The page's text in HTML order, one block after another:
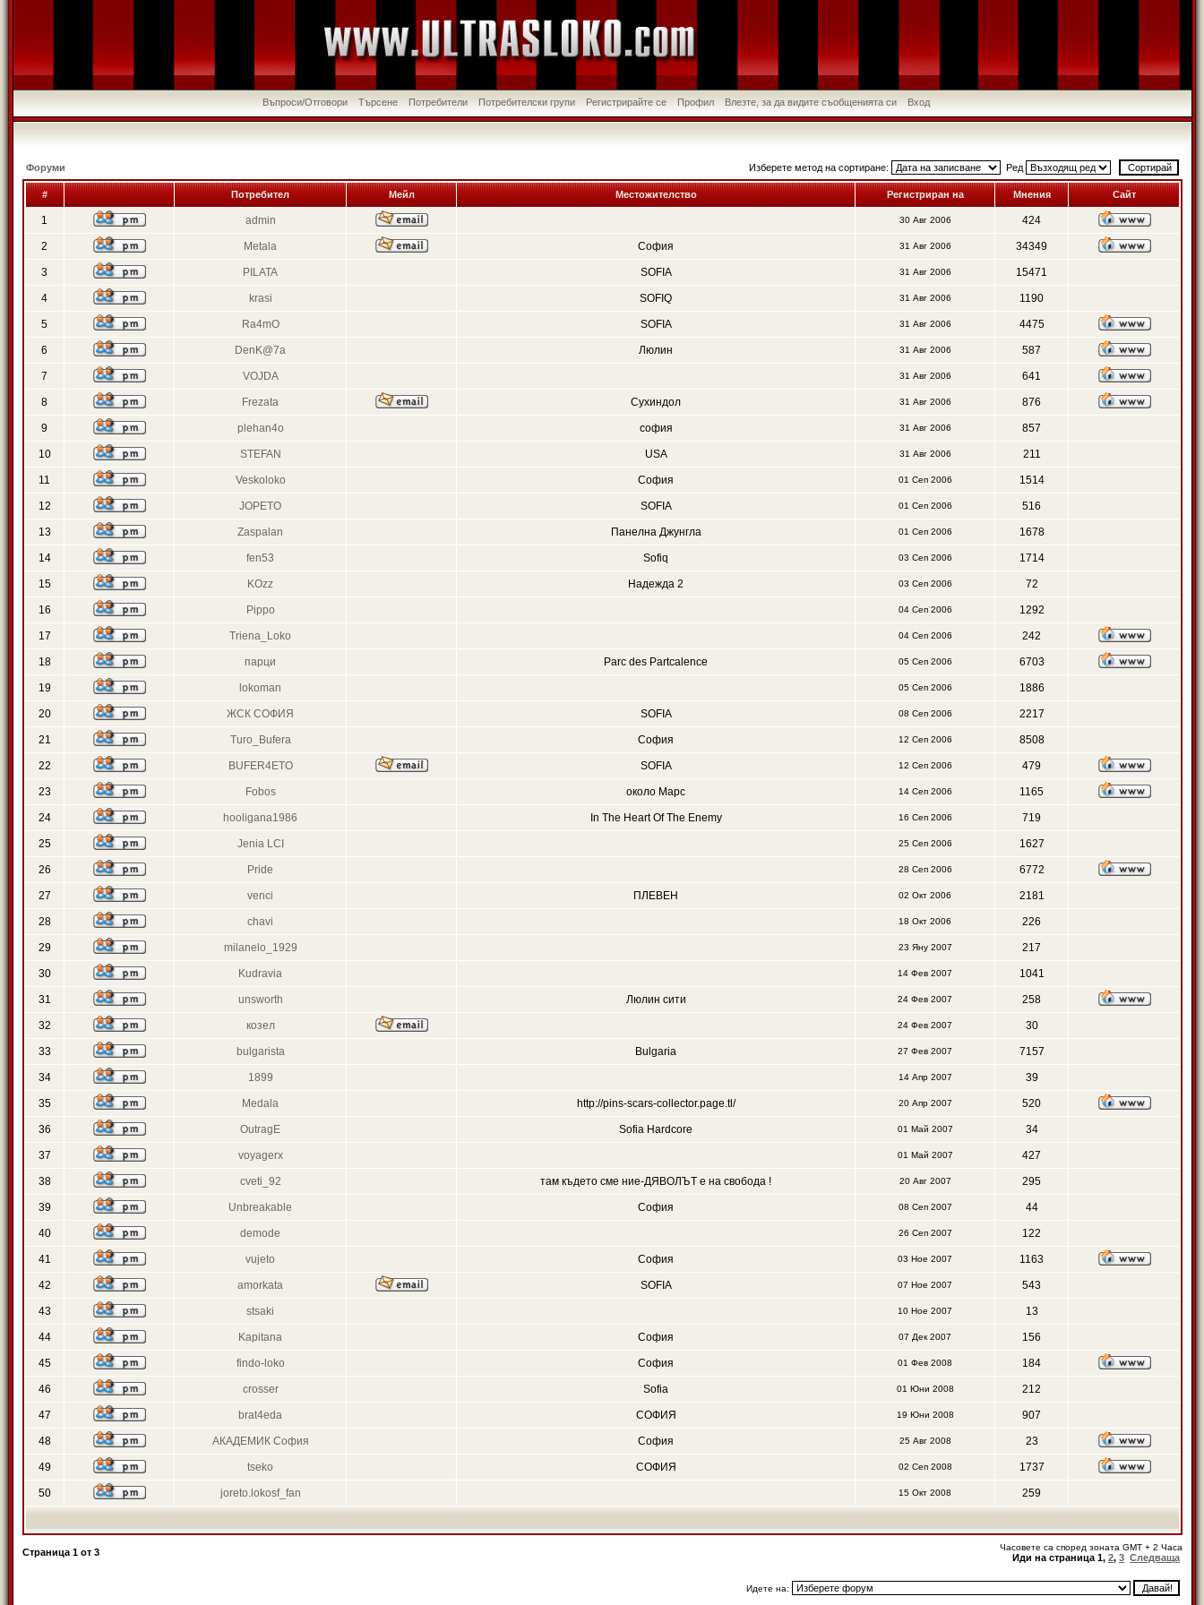
Въпроси/Отговори Търсене Потребители Потребителски групи Регистрирайте се Профил Влезте, за да видите съобщенията си Вход
Форуми Изберете метод на сортиране: Ред
# Потребител Мейл Местожителство Регистриран на Мнения Сайт
1 admin 30 Авг 2006 424
2 Metala София 31 Авг 2006 34349
3 PILATA SOFIA 31 Авг 2006 15471
4 krasi SOFIQ 31 Авг 2006 1190
5 Ra4mO SOFIA 31 Авг 2006 4475
6 DenK@7a Люлин 31 Авг 2006 587
7 VOJDA 31 Авг 2006 641
8 Frezata Сухиндол 31 Авг 2006 876
9 plehan4o софия 31 Авг 2006 857
10 STEFAN USA 31 Авг 2006 211
11 Veskoloko София 01 Сеп 2006 1514
12 JOPETO SOFIA 01 Сеп 2006 516
13 Zaspalan Панелна Джунгла 01 Сеп 2006 1678
14 fen53 Sofiq 03 Сеп 2006 1714
15 KOzz Надежда 2 03 Сеп 2006 72
16 Pippo 04 Сеп 2006 1292
17 Triena_Loko 04 Сеп 2006 242
18 парци Parc des Partcalence 05 Сеп 2006 6703
19 lokoman 05 Сеп 2006 1886
20 ЖСК СОФИЯ SOFIA 08 Сеп 2006 2217
21 Turo_Bufera София 12 Сеп 2006 8508
22 BUFER4ETO SOFIA 12 Сеп 2006 479
23 Fobos около Марс 14 Сеп 2006 1165
24 hooligana1986 In The Heart Of The Enemy 16 Сеп 2006 719
25 Jenia LCI 25 Сеп 2006 1627
26 Pride 28 Сеп 2006 6772
27 venci ПЛЕВЕН 02 Окт 2006 2181
28 chavi 18 Окт 2006 226
29 milanelo_1929 23 Яну 2007 217
30 Kudravia 14 Фев 2007 1041
31 unsworth Люлин сити 24 Фев 2007 258
32 козел 24 Фев 2007 30
33 bulgarista Bulgaria 27 Фев 2007 7157
34 1899 14 Апр 2007 39
35 Medala http://pins-scars-collector.page.tl/ 20 Апр 2007 520
36 OutragE Sofia Hardcore 01 Май 2007 34
37 voyagerx 01 Май 2007 427
38 cveti_92 там където сме ние-ДЯВОЛЪТ е на свобода ! 20 Авг 2007 295
39 Unbreakable София 08 Сеп 2007 44
40 demode 26 Сеп 2007 122
41 vujeto София 03 Ное 2007 1163
42 amorkata SOFIA 07 Ное 2007 543
43 stsaki 10 Ное 2007 13
44 Kapitana София 07 Дек 2007 156
45 findo-loko София 01 Фев 2008 184
46 crosser Sofia 01 Юни 2008 212
47 brat4eda СОФИЯ 19 Юни 2008 907
48 АКАДЕМИК София София 25 Авг 2008 23
49 tseko СОФИЯ 02 Сеп 2008 1737
50 joreto.lokosf_fan 15 Окт 2008 259
Страница 1 от 3 Часовете са според зоната GMT + 2 Часа
Иди на страница 1, 2, 3 Следваща
Идете на: